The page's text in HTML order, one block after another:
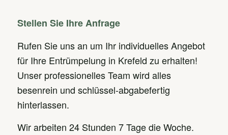
Stellen Sie Ihre Anfrage
Rufen Sie uns an um Ihr individuelles Angebot
für Ihre Entrümpelung in Krefeld zu erhalten!
Unser professionelles Team wird alles
besenrein und schlüssel-abgabefertig
hinterlassen.
Wir arbeiten 24 Stunden 7 Tage die Woche.